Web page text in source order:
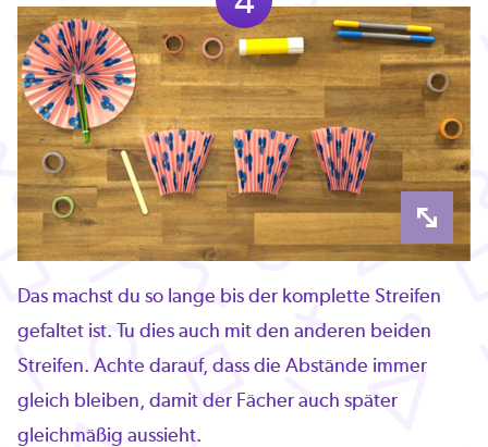
Das machst du so lange bis der komplette Streifen
gefaltet ist. Tu dies auch mit den anderen beiden
Streifen. Achte darauf, dass die Abstände immer
gleich bleiben, damit der Fächer auch später
gleichmäßig aussieht.